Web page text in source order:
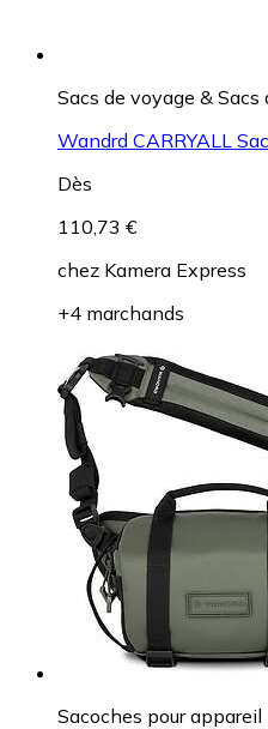
Sacs de voyage & Sacs
Wandrd CARRYALL
Dès
110,73 €
chez Kamera Express
+4 marchands
Sacoches pour